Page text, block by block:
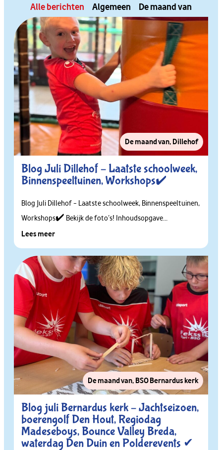
Algemeen De maand van
Alle berichten
De maand van, Dillehof
Blog Juli Dillehof – Laatste schoolweek,
Binnenspeeltuinen, Workshops✔️
Blog Juli Dillehof – Laatste schoolweek, Binnenspeeltuinen,
Workshops✔️ Bekijk de foto’s! Inhoudsopgave...
Lees meer
De maand van, BSO Bernardus kerk
Blog juli Bernardus kerk – Jachtseizoen,
boerengolf Den Hout, Regiodag
Madeseboys, Bounce Valley Breda,
waterdag Den Duin en Polderevents ✔